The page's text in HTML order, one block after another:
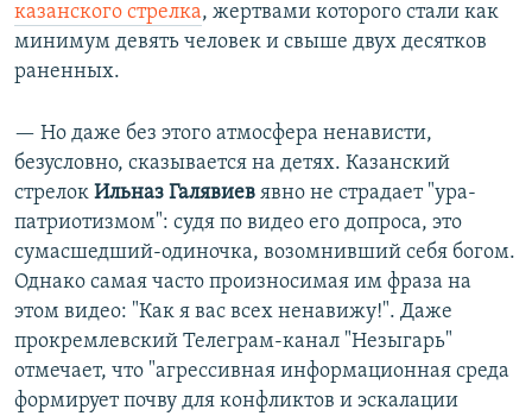
казанского стрелка, жертвами которого стали как
минимум девять человек и свыше двух десятков
раненных.
— Но даже без этого атмосфера ненависти,
безусловно, сказывается на детях. Казанский
стрелок Ильназ Галявиев явно не страдает "ура-
патриотизмом": судя по видео его допроса, это
сумасшедший-одиночка, возомнивший себя богом.
Однако самая часто произносимая им фраза на
этом видео: "Как я вас всех ненавижу!". Даже
прокремлевский Телеграм-канал "Незыгарь"
отмечает, что "агрессивная информационная среда
формирует почву для конфликтов и эскалации